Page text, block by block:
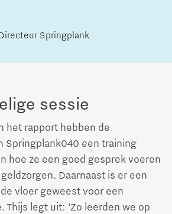
Springplank
sessie
het rapport hebben de
Springplank040 een training
hoe ze een goed gesprek voeren
Daarnaast is er een
vloer geweest voor een
Thijs legt uit: ‘Zo leerden we op